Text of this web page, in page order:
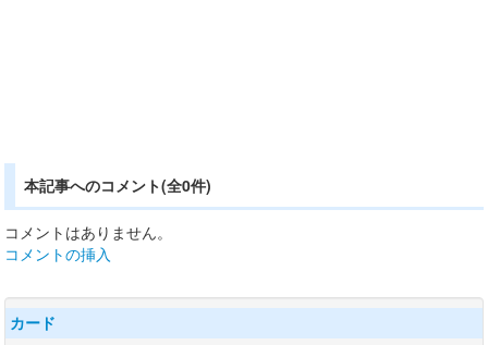
本記事へのコメント(全0件)
コメントはありません。
コメントの挿入
カード